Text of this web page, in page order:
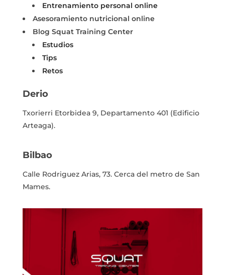
Entrenamiento personal online
Asesoramiento nutricional online
Blog Squat Training Center
Estudios
Tips
Retos
Derio
Txorierri Etorbidea 9, Departamento 401 (Edificio
Arteaga).
Bilbao
Calle Rodriguez Arias, 73. Cerca del metro de San
Mames.